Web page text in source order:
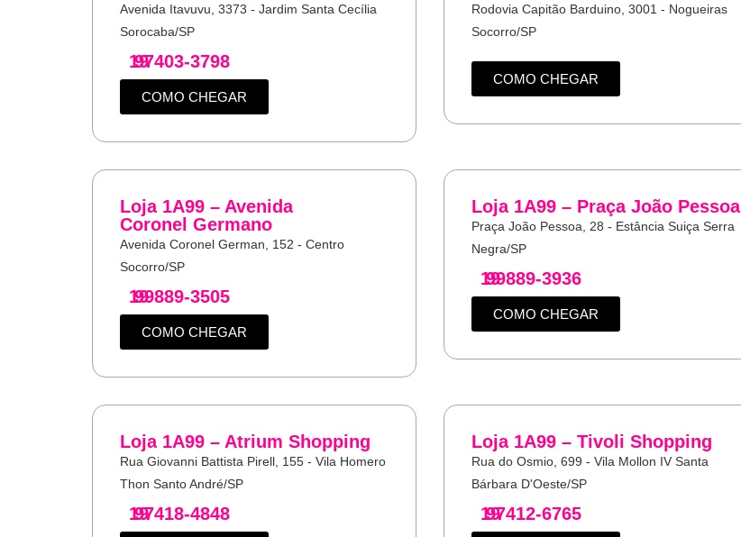
Avenida Itavuvu, 3373 - Jardim Santa Cecília
Sorocaba/SP
19
97403-3798
COMO CHEGAR
Rodovia Capitão Barduino, 3001 - Nogueiras
Socorro/SP
COMO CHEGAR
Loja 1A99 – Avenida
Coronel Germano
Avenida Coronel German, 152 - Centro
Socorro/SP
19
99889-3505
COMO CHEGAR
Loja 1A99 – Praça João Pessoa
Praça João Pessoa, 28 - Estância Suiça Serra
Negra/SP
19
99889-3936
COMO CHEGAR
Loja 1A99 – Atrium Shopping
Rua Giovanni Battista Pirell, 155 - Vila Homero
Thon Santo André/SP
19
97418-4848
Loja 1A99 – Tivoli Shopping
Rua do Osmio, 699 - Vila Mollon IV Santa
Bárbara D'Oeste/SP
19
97412-6765